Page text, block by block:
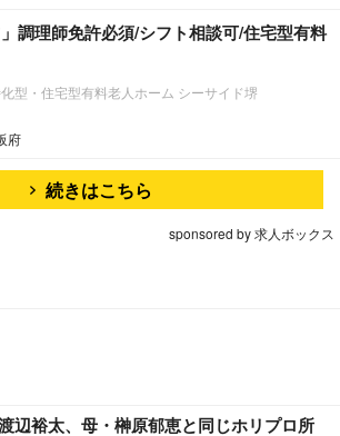
」調理師免許必須/シフト相談可/住宅型有料
型・住宅型有料老人ホーム シーサイド堺
府
続きはこちら
sponsored by 求人ボックス
辺裕太、母・榊原郁恵と同じホリプロ所